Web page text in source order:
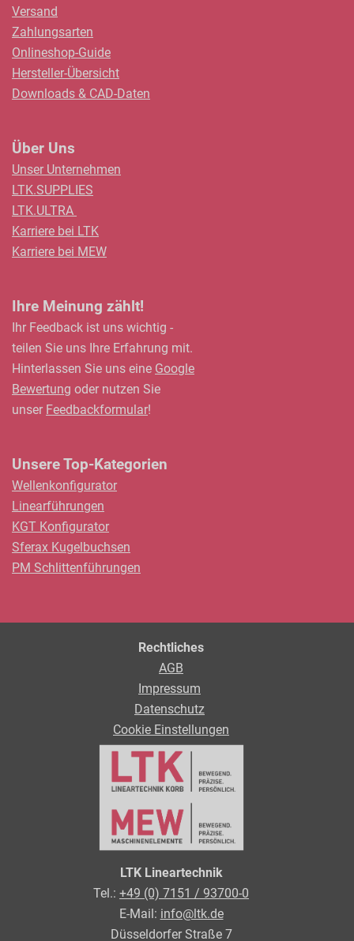
Versand
Zahlungsarten
Onlineshop-Guide
Hersteller-Übersicht
Downloads & CAD-Daten
Über Uns
Unser Unternehmen
LTK.SUPPLIES
LTK.ULTRA
Karriere bei LTK
Karriere bei MEW
Ihre Meinung zählt!
Ihr Feedback ist uns wichtig -
teilen Sie uns Ihre Erfahrung mit.
Hinterlassen Sie uns eine Google
Bewertung oder nutzen Sie
unser Feedbackformular!
Unsere Top-Kategorien
Wellenkonfigurator
Linearführungen
KGT Konfigurator
Sferax Kugelbuchsen
PM Schlittenführungen
Rechtliches
AGB
Impressum
Datenschutz
Cookie Einstellungen
LTK Lineartechnik
Tel.: +49 (0) 7151 / 93700-0
E-Mail: info@ltk.de
Düsseldorfer Straße 7